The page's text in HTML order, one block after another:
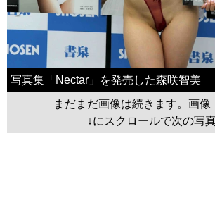
写真集「Nectar」を発売した森咲智美
まだまだ画像は続きます。画像
↓にスクロールで次の写